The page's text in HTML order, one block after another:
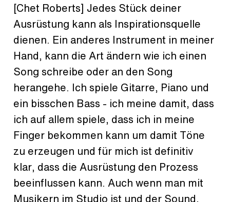
[Chet Roberts] Jedes Stück deiner
Ausrüstung kann als Inspirationsquelle
dienen. Ein anderes Instrument in meiner
Hand, kann die Art ändern wie ich einen
Song schreibe oder an den Song
herangehe. Ich spiele Gitarre, Piano und
ein bisschen Bass - ich meine damit, dass
ich auf allem spiele, dass ich in meine
Finger bekommen kann um damit Töne
zu erzeugen und für mich ist definitiv
klar, dass die Ausrüstung den Prozess
beeinflussen kann. Auch wenn man mit
Musikern im Studio ist und der Sound,